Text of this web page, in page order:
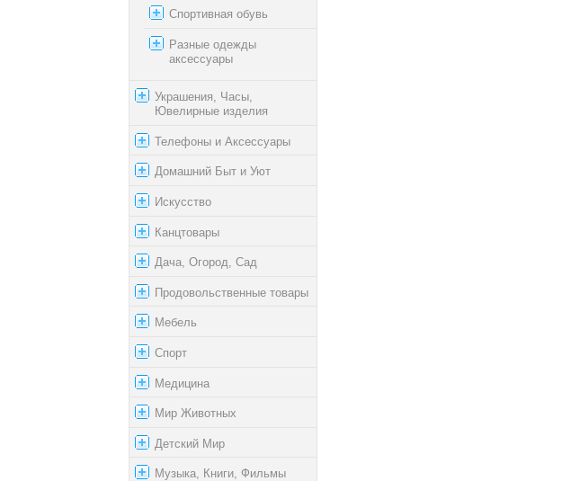
Спортивная обувь
Разные одежды
аксессуары
Украшения, Часы,
Ювелирные изделия
Телефоны и Аксессуары
Домашний Быт и Уют
Искусство
Канцтовары
Дача, Огород, Сад
Продовольственные товары
Мебель
Спорт
Медицина
Мир Животных
Детский Мир
Музыка, Книги, Фильмы